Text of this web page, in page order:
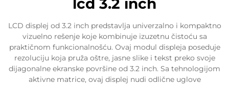
lcd 3.2 inch
LCD displej od 3.2 inch predstavlja univerzalno i kompaktno
vizuelno rešenje koje kombinuje izuzetnu čistoću sa
praktičnom funkcionalnošću. Ovaj modul displeja poseduje
rezoluciju koja pruža oštre, jasne slike i tekst preko svoje
dijagonalne ekranske površine od 3.2 inch. Sa tehnologijom
aktivne matrice, ovaj displej nudi odlične uglove